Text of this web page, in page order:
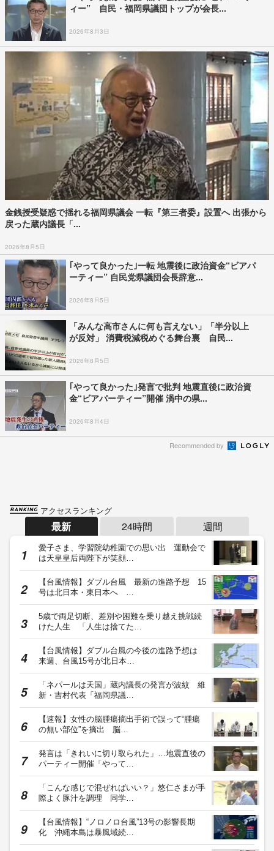
ィー” 自民・福岡県議団トップが会長...
2026年8月3日
金銭授受疑惑で揺れる福岡県議会 一転『第三者委』設置へ 出張から
戻った蔵内議長「...
2026年8月5日
｢やって良かった｣一転 地震後に政治資金“ビアパ
ーティー” 自民党県議団会長辞意...
2026年8月5日
「みんな高市さんに何も言えない」「半分以上
が反対」 消費税減税めぐる舞台裏 自民...
2026年8月5日
｢やって良かった｣発言で批判 地震直後に政治資
金“ビアパーティー”開催 渦中の県...
2026年8月4日
Recommended by
アクセスランキング
最新 24時間 週間
愛子さま、学習院幼稚園での思い出 運動会で
は天皇皇后両陛下が笑顔…
【台風情報】ダブル台風 最新の進路予想 15
号は北日本・東日本へ …
5歳で両足切断、差別や困難を乗り越え挑戦続
けた人生 「人生は捨てた…
【台風情報】ダブル台風の今後の進路予想は
来週、台風15号が北日本…
「ネパールは天国」蔵内議長の発言が波紋 維
新・吉村代表「福岡県議…
【速報】女性の脳腫瘍摘出手術で誤って“腫瘍
の無い部位”を摘出 脳…
発言は「きれいに切り取られた」…地震直後の
パーティー開催「やって…
「こんな感じで混ぜればいい？」悠仁さまが手
際よく豚汁を調理 同学…
【台風情報】“ノロノロ台風”13号の影響長期
化 沖縄本島は暴風域続…